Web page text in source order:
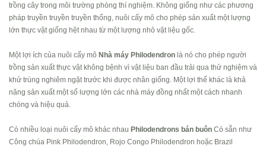
trồng cây trong môi trường phòng thí nghiệm. Không giống như các phương
pháp truyền truyền truyền thống, nuôi cấy mô cho phép sản xuất một lượng
lớn thực vật giống hệt nhau từ một lượng nhỏ vật liệu gốc.
Một lợi ích của nuôi cấy mô Nhà máy Philodendron là nó cho phép người
trồng sản xuất thực vật không bệnh vì vật liệu ban đầu trải qua thử nghiệm và
khử trùng nghiêm ngặt trước khi được nhân giống. Một lợi thế khác là khả
năng sản xuất một số lượng lớn các nhà máy đồng nhất một cách nhanh
chóng và hiệu quả.
Có nhiều loại nuôi cấy mô khác nhau Philodendrons bán buôn Có sẵn như
Công chúa Pink Philodendron, Rojo Congo Philodendron hoặc Brazil